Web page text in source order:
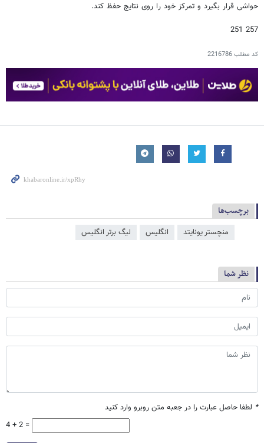
حواشی قرار بگیرد و تمرکز خود را روی نتایج حفظ کند.
257 251
کد مطلب2216786
برچسب‌ها
منچستر یونایتد انگلیس لیگ برتر انگلیس
نظر شما
* لطفا حاصل عبارت را در جعبه متن روبرو وارد کنید
4 + 2 =